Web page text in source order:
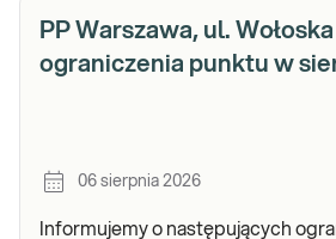
PP Warszawa, ul.
ograniczenia punktu w
06 sierpnia 2026
Informujemy o następujących